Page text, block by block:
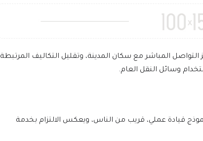
المباشر مع سكان المدينة، وتقليل التكاليف المرتبطة
وسائل النقل العام.
قيادة عملي، قريب من الناس، ويعكس الالتزام بخدمة